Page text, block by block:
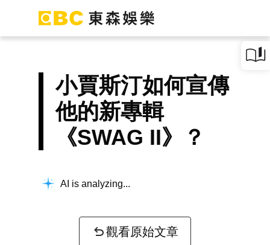
小賈斯汀如何宣傳
他的新專輯
《SWAG II》？
AI is analyzing...
觀看原始文章